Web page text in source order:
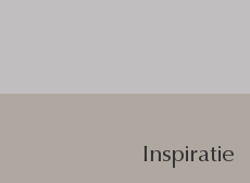
Inspiratie